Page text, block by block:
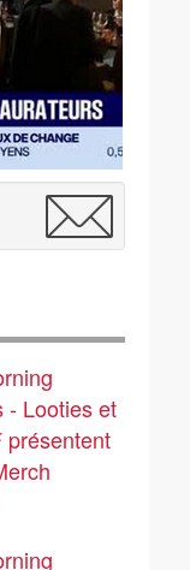
- Looties et
présentent